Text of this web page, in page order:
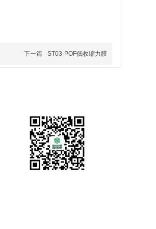
下一篇 ST03-POF低收缩力膜